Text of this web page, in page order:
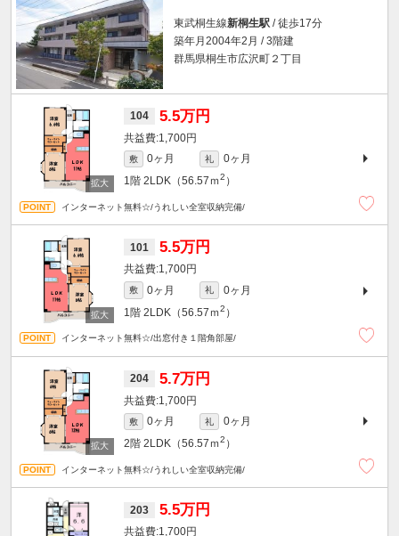
東武桐生線新桐生駅 / 徒歩17分
築年月2004年2月 / 3階建
群馬県桐生市広沢町２丁目
104 5.5万円
1,700円
敷 0ヶ月 礼
0ヶ月
1階 2LDK（56.57ｍ2 ）
インターネット無料☆/うれしい全室収納完備/
101 5.5万円
1,700円
敷 0ヶ月 礼
0ヶ月
1階 2LDK（56.57ｍ2 ）
インターネット無料☆/出窓付き１階角部屋/
204 5.7万円
1,700円
敷 0ヶ月 礼
0ヶ月
2階 2LDK（56.57ｍ2 ）
インターネット無料☆/うれしい全室収納完備/
203 5.5万円
1,700円